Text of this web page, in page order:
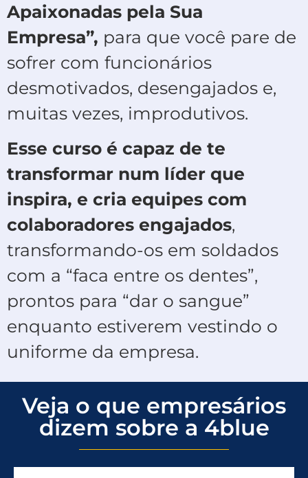
Apaixonadas pela Sua
Empresa”, para que você pare de
sofrer com funcionários
desmotivados, desengajados e,
muitas vezes, improdutivos.
Esse curso é capaz de te
transformar num líder que
inspira, e cria equipes com
colaboradores engajados,
transformando-os em soldados
com a “faca entre os dentes”,
prontos para “dar o sangue”
enquanto estiverem vestindo o
uniforme da empresa.
Veja o que empresários
dizem sobre a 4blue